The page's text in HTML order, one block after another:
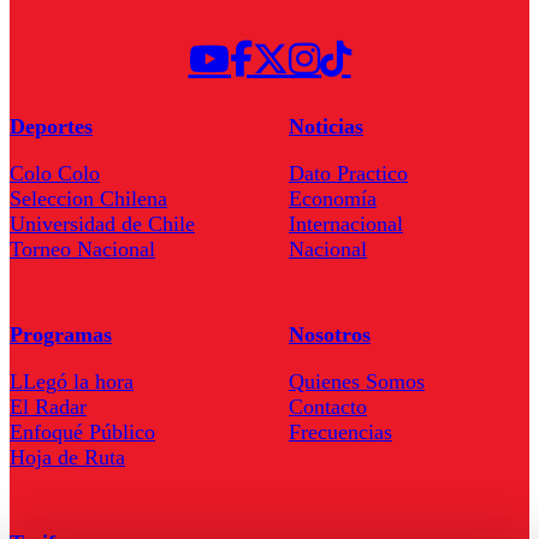
Deportes
Colo Colo
Seleccion Chilena
Universidad de Chile
Torneo Nacional
Noticias
Dato Practico
Economía
Internacional
Nacional
Programas
LLegó la hora
El Radar
Enfoqué Público
Hoja de Ruta
Nosotros
Quienes Somos
Contacto
Frecuencias